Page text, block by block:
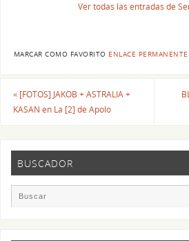
Ver todas las entradas de
MARCAR COMO FAVORITO ENLACE PERMANENTE.
«[FOTOS] JAKOB + ASTRALIA +
KASAN en La [2] de Apolo
BUSCADOR